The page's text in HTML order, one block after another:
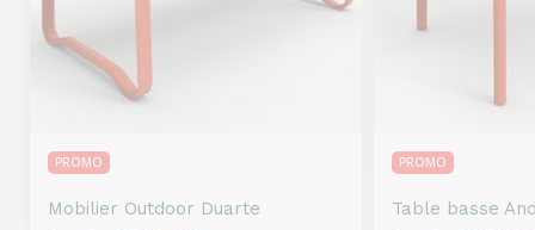
PROMO
Mobilier Outdoor Duarte
PROMO
Table basse